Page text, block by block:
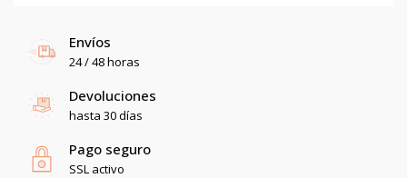
Envíos
24 / 48 horas
Devoluciones
hasta 30 días
Pago seguro
SSL activo